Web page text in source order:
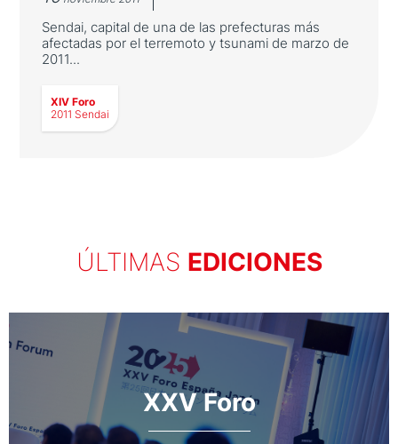
Sendai, capital de una de las prefecturas más
afectadas por el terremoto y tsunami de marzo de
2011...
XIV Foro
2011 Sendai
marzo de 2011, fue la sede elegida para el XIV
Foro, como símbolo de amistad y solidaridad
de España hacia Japón...
ÚLTIMAS EDICIONES
XXV Foro